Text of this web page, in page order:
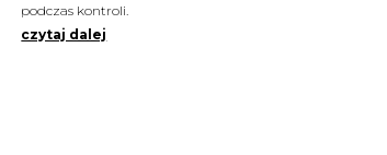
podczas kontroli.
czytaj dalej